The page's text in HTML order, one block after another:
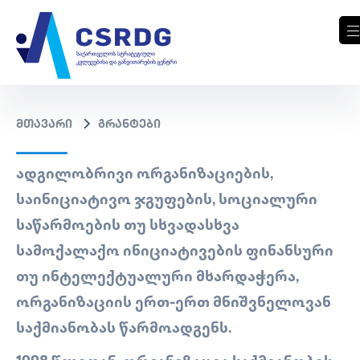
მთავარი გრანტები
ᲐᲓᲒᲘᲚᲝᲑᲠᲘᲕᲘ ᲝᲠᲒᲐᲜᲘᲖᲐᲪᲘᲔᲑᲘᲡ,
ᲡᲐᲘᲜᲘᲪᲘᲐᲢᲘᲕᲝ ᲯᲒᲣᲤᲔᲑᲘᲡ, ᲡᲝᲪᲘᲐᲚᲣᲠᲘ
ᲡᲐᲬᲐᲠᲛᲝᲔᲑᲘᲡ ᲗᲣ ᲡᲮᲕᲐᲓᲐᲡᲮᲕᲐ
ᲡᲐᲛᲝᲥᲐᲚᲐᲥᲝ ᲘᲜᲘᲪᲘᲐᲢᲘᲕᲔᲑᲘᲡ ᲤᲘᲜᲐᲜᲡᲣᲠᲘ
ᲗᲣ ᲘᲜᲢᲔᲚᲔᲥᲢᲣᲐᲚᲣᲠᲘ ᲛᲮᲐᲠᲓᲐᲭᲔᲠᲐ,
ᲝᲠᲒᲐᲜᲘᲖᲐᲪᲘᲘᲡ ᲔᲠᲗ-ᲔᲠᲗ ᲛᲜᲘᲨᲕᲜᲔᲚᲝᲕᲐᲜ
ᲡᲐᲥᲛᲘᲐᲜᲝᲑᲐᲡ ᲬᲐᲠᲛᲝᲐᲓᲒᲔᲜᲡ.